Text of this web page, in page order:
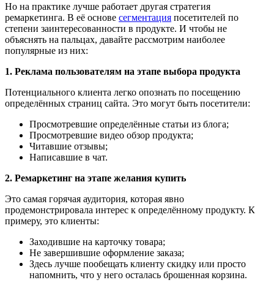
Но на практике лучше работает другая стратегия
ремаркетинга. В её основе сегментация посетителей по
степени заинтересованности в продукте. И чтобы не
объяснять на пальцах, давайте рассмотрим наиболее
популярные из них:
1. Реклама пользователям на этапе выбора продукта
Потенциального клиента легко опознать по посещению
определённых страниц сайта. Это могут быть посетители:
Просмотревшие определённые статьи из блога;
Просмотревшие видео обзор продукта;
Читавшие отзывы;
Написавшие в чат.
2. Ремаркетинг на этапе желания купить
Это самая горячая аудитория, которая явно
продемонстрировала интерес к определённому продукту. К
примеру, это клиенты:
Заходившие на карточку товара;
Не завершившие оформление заказа;
Здесь лучше пообещать клиенту скидку или просто
напомнить, что у него осталась брошенная корзина.